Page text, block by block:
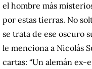
el hombre más
por estas tierras. No
se trata de ese oscuro
le menciona a Nicolás
cartas: “Un alemán ex-